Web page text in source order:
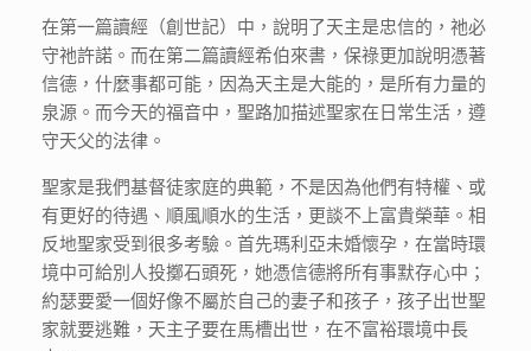
在第一篇讀經（創世記）中，說明了天主是忠信的，祂必
守祂許諾。而在第二篇讀經希伯來書，保祿更加說明憑著
信德，什麼事都可能，因為天主是大能的，是所有力量的
泉源。而今天的福音中，聖路加描述聖家在日常生活，遵
守天父的法律。
聖家是我們基督徒家庭的典範，不是因為他們有特權、或
有更好的待遇、順風順水的生活，更談不上富貴榮華。相
反地聖家受到很多考驗。首先瑪利亞未婚懷孕，在當時環
境中可給別人投擲石頭死，她憑信德將所有事默存心中；
約瑟要愛一個好像不屬於自己的妻子和孩子，孩子出世聖
家就要逃難，天主子要在馬槽出世，在不富裕環境中長